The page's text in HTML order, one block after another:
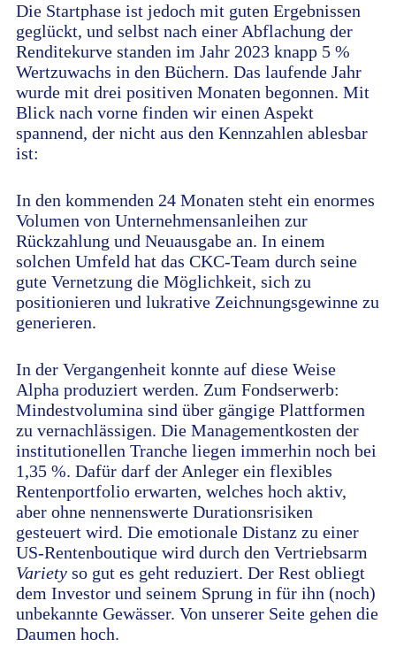
Die Startphase ist jedoch mit guten Ergebnissen
geglückt, und selbst nach einer Abflachung der
Renditekurve standen im Jahr 2023 knapp 5 %
Wertzuwachs in den Büchern. Das laufende Jahr
wurde mit drei positiven Monaten begonnen. Mit
Blick nach vorne finden wir einen Aspekt
spannend, der nicht aus den Kennzahlen ablesbar
ist:
In den kommenden 24 Monaten steht ein enormes
Volumen von Unternehmensanleihen zur
Rückzahlung und Neuausgabe an. In einem
solchen Umfeld hat das CKC-Team durch seine
gute Vernetzung die Möglichkeit, sich zu
positionieren und lukrative Zeichnungsgewinne zu
generieren.
In der Vergangenheit konnte auf diese Weise
Alpha produziert werden. Zum Fondserwerb:
Mindestvolumina sind über gängige Plattformen
zu vernachlässigen. Die Managementkosten der
institutionellen Tranche liegen immerhin noch bei
1,35 %. Dafür darf der Anleger ein flexibles
Rentenportfolio erwarten, welches hoch aktiv,
aber ohne nennenswerte Durationsrisiken
gesteuert wird. Die emotionale Distanz zu einer
US-Rentenboutique wird durch den Vertriebsarm
Variety so gut es geht reduziert. Der Rest obliegt
dem Investor und seinem Sprung in für ihn (noch)
unbekannte Gewässer. Von unserer Seite gehen die
Daumen hoch.